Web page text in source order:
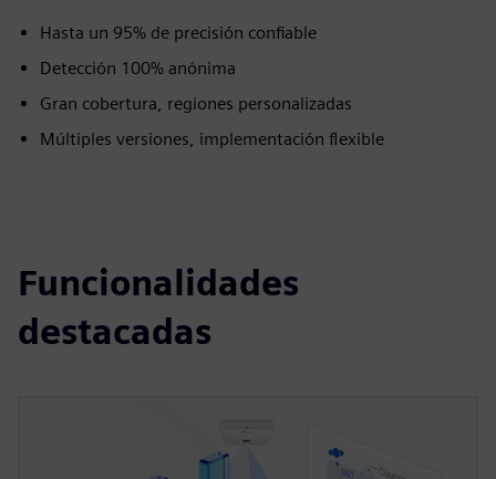
Hasta un 95% de precisión confiable
Detección 100% anónima
Gran cobertura, regiones personalizadas
Múltiples versiones, implementación flexible
Funcionalidades
destacadas